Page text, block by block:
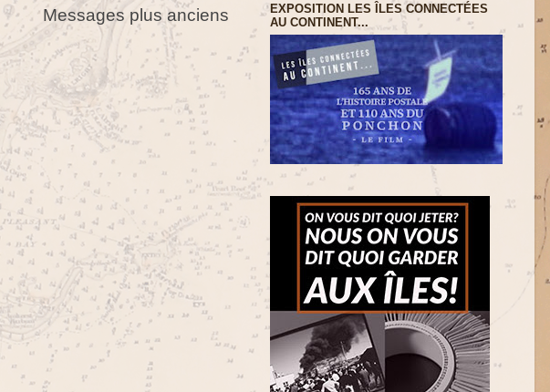
Messages plus anciens
EXPOSITION LES ÎLES CONNECTÉES
AU CONTINENT...